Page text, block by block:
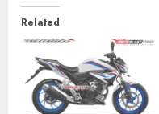
Related